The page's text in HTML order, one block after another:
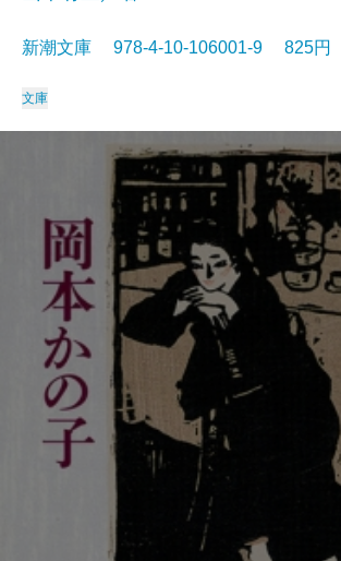
新潮文庫 978-4-10-106001-9 825円
文庫